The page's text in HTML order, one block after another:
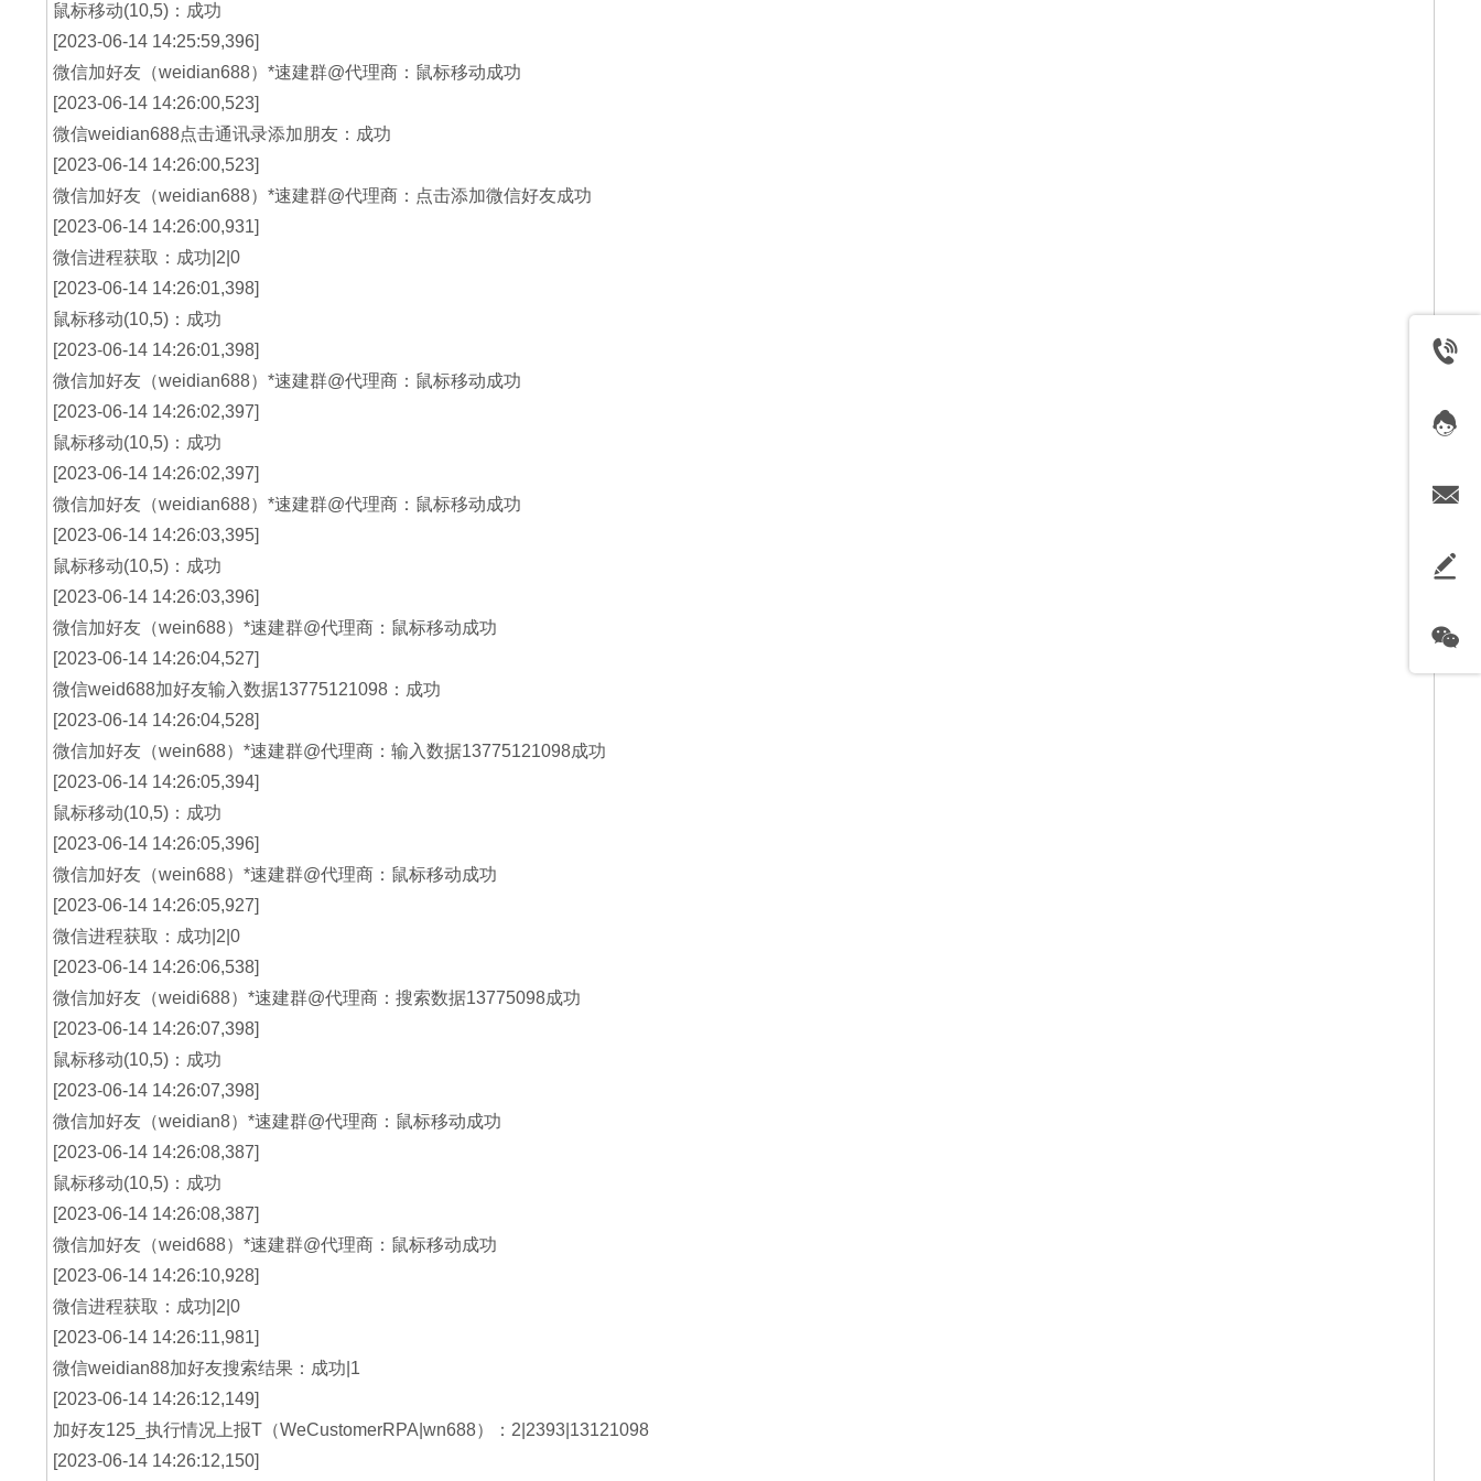
鼠标移动(10,5)：成功
[2023-06-14 14:25:59,396]
微信加好友（weidian688）*速建群@代理商：鼠标移动成功
[2023-06-14 14:26:00,523]
微信weidian688点击通讯录添加朋友：成功
[2023-06-14 14:26:00,523]
微信加好友（weidian688）*速建群@代理商：点击添加微信好友成功
[2023-06-14 14:26:00,931]
微信进程获取：成功|2|0
[2023-06-14 14:26:01,398]
鼠标移动(10,5)：成功
[2023-06-14 14:26:01,398]
微信加好友（weidian688）*速建群@代理商：鼠标移动成功
[2023-06-14 14:26:02,397]
鼠标移动(10,5)：成功
[2023-06-14 14:26:02,397]
微信加好友（weidian688）*速建群@代理商：鼠标移动成功
[2023-06-14 14:26:03,395]
鼠标移动(10,5)：成功
[2023-06-14 14:26:03,396]
微信加好友（wein688）*速建群@代理商：鼠标移动成功
[2023-06-14 14:26:04,527]
微信weid688加好友输入数据13775121098：成功
[2023-06-14 14:26:04,528]
微信加好友（wein688）*速建群@代理商：输入数据13775121098成功
[2023-06-14 14:26:05,394]
鼠标移动(10,5)：成功
[2023-06-14 14:26:05,396]
微信加好友（wein688）*速建群@代理商：鼠标移动成功
[2023-06-14 14:26:05,927]
微信进程获取：成功|2|0
[2023-06-14 14:26:06,538]
微信加好友（weidi688）*速建群@代理商：搜索数据13775098成功
[2023-06-14 14:26:07,398]
鼠标移动(10,5)：成功
[2023-06-14 14:26:07,398]
微信加好友（weidian8）*速建群@代理商：鼠标移动成功
[2023-06-14 14:26:08,387]
鼠标移动(10,5)：成功
[2023-06-14 14:26:08,387]
微信加好友（weid688）*速建群@代理商：鼠标移动成功
[2023-06-14 14:26:10,928]
微信进程获取：成功|2|0
[2023-06-14 14:26:11,981]
微信weidian88加好友搜索结果：成功|1
[2023-06-14 14:26:12,149]
加好友125_执行情况上报T（WeCustomerRPA|wn688）：2|2393|13121098
[2023-06-14 14:26:12,150]